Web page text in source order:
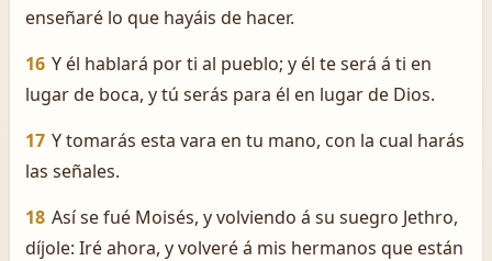
enseñaré lo que hayáis de hacer.
16 Y él hablará por ti al pueblo; y él te será á ti en
lugar de boca, y tú serás para él en lugar de Dios.
17 Y tomarás esta vara en tu mano, con la cual harás
las señales.
18 Así se fué Moisés, y volviendo á su suegro Jethro,
díjole: Iré ahora, y volveré á mis hermanos que están